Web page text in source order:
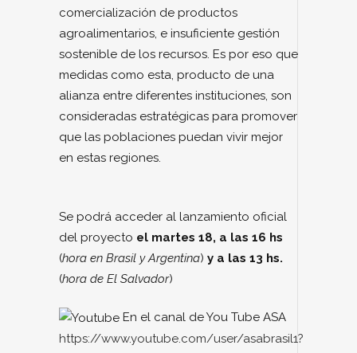
comercialización de productos
agroalimentarios, e insuficiente gestión
sostenible de los recursos. Es por eso que
medidas como esta, producto de una
alianza entre diferentes instituciones, son
consideradas estratégicas para promover
que las poblaciones puedan vivir mejor
en estas regiones.
Se podrá acceder al lanzamiento oficial
del proyecto el martes 18, a las 16 hs
(hora en Brasil y Argentina) y a las 13 hs.
(hora de El Salvador)
En el canal de You Tube ASA
https://www.youtube.com/user/asabrasil1?